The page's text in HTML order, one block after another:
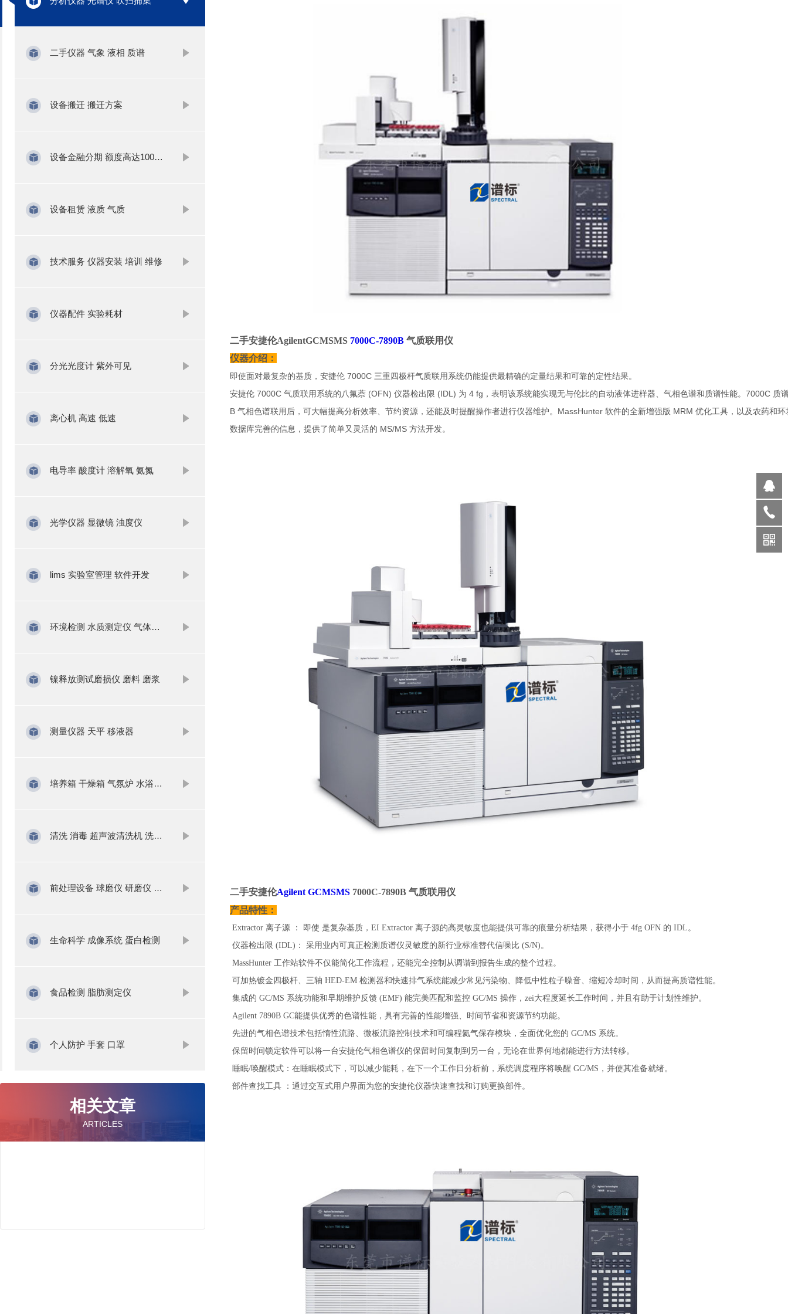
二手仪器 气象 液相 质谱
设备搬迁 搬迁方案
设备金融分期 额度高达1000万
设备租赁 液质 气质
技术服务 仪器安装 培训 维修
仪器配件 实验耗材
分光光度计 紫外可见
离心机 高速 低速
电导率 酸度计 溶解氧 氨氮
光学仪器 显微镜 浊度仪
lims 实验室管理 软件开发
环境检测 水质测定仪 气体分析
镍释放测试磨损仪 磨料 磨浆
测量仪器 天平 移液器
培养箱 干燥箱 气氛炉 水浴锅 振荡器
清洗 消毒 超声波清洗机 洗瓶机
前处理设备 球磨仪 研磨仪 氮吹仪 固相萃取
生命科学 成像系统 蛋白检测
食品检测 脂肪测定仪
个人防护 手套 口罩
相关文章
ARTICLES
二手安捷伦AgilentGCMSMS 7000C-7890B 气质联用仪
仪器介绍：
即使面对最复杂的基质，安捷伦 7000C 三重四极杆气质联用系统仍能提供最精确的定量结果和可靠的定性结果。
安捷伦 7000C 气质联用系统的八氟萘 (OFN) 仪器检出限 (IDL) 为 4 fg，表明该系统能实现无与伦比的自动液体进样器、气相色谱和质谱性能。7000C 质
B 气相色谱联用后，可大幅提高分析效率、节约资源，还能及时提醒操作者进行仪器维护。MassHunter 软件的全新增强版 MRM 优化工具，以及农药和环
数据库完善的信息，提供了简单又灵活的 MS/MS 方法开发。
二手安捷伦Agilent GCMSMS 7000C-7890B 气质联用仪
产品特性：
Extractor 离子源 ： 即使 是复杂基质，EI Extractor 离子源的高灵敏度也能提供可靠的痕量分析结果，获得小于 4fg OFN 的 IDL。
仪器检出限 (IDL)： 采用业内可真正检测质谱仪灵敏度的新行业标准替代信噪比 (S/N)。
MassHunter 工作站软件不仅能简化工作流程，还能完全控制从调谐到报告生成的整个过程。
可加热镀金四极杆、三轴 HED-EM 检测器和快速排气系统能减少常见污染物、降低中性粒子噪音、缩短冷却时间，从而提高质谱性能。
集成的 GC/MS 系统功能和早期维护反馈 (EMF) 能完美匹配和监控 GC/MS 操作，zei大程度延长工作时间，并且有助于计划性维护。
Agilent 7890B GC能提供优秀的色谱性能，具有完善的性能增强、时间节省和资源节约功能。
先进的气相色谱技术包括惰性流路、微板流路控制技术和可编程氦气保存模块，全面优化您的 GC/MS 系统。
保留时间锁定软件可以将一台安捷伦气相色谱仪的保留时间复制到另一台，无论在世界何地都能进行方法转移。
睡眠/唤醒模式：在睡眠模式下，可以减少能耗，在下一个工作日分析前，系统调度程序将唤醒 GC/MS，并使其准备就绪。
部件查找工具 ：通过交互式用户界面为您的安捷伦仪器快速查找和订购更换部件。